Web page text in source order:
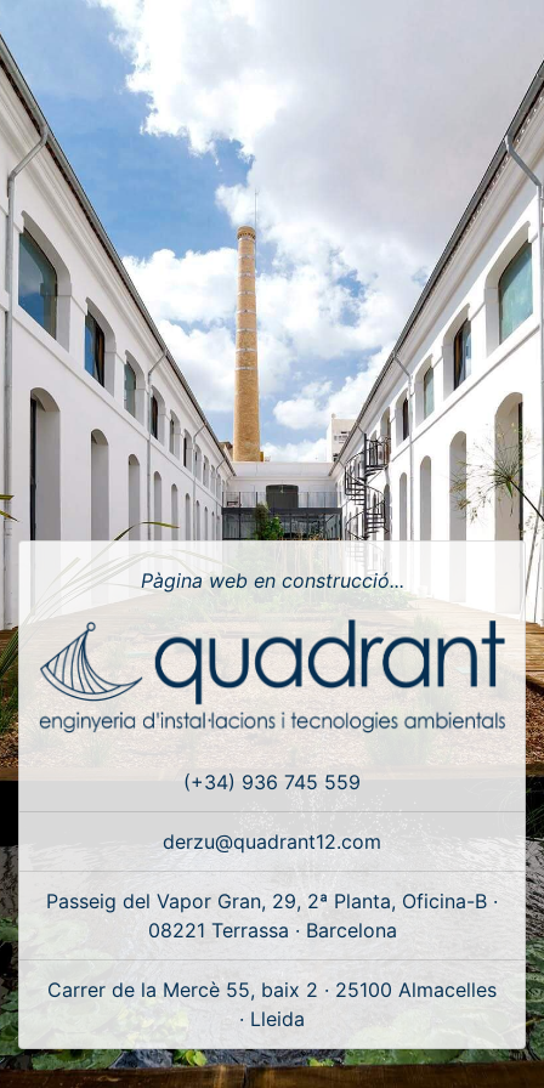
Pàgina web en construcció...
(+34) 936 745 559
derzu@quadrant12.com
Passeig del Vapor Gran, 29, 2ª Planta, Oficina-B ·
08221 Terrassa · Barcelona
Carrer de la Mercè 55, baix 2 · 25100 Almacelles
· Lleida